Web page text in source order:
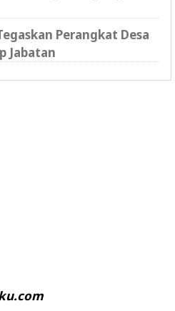
Perangkat Desa
Jabatan